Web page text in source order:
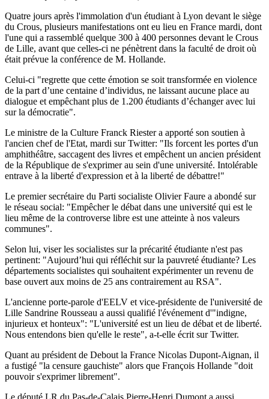
Quatre jours après l'immolation d'un étudiant à Lyon devant le siège
du Crous, plusieurs manifestations ont eu lieu en France mardi, dont
l'une qui a rassemblé quelque 300 à 400 personnes devant le Crous
de Lille, avant que celles-ci ne pénètrent dans la faculté de droit où
était prévue la conférence de M. Hollande.
Celui-ci "regrette que cette émotion se soit transformée en violence
de la part d’une centaine d’individus, ne laissant aucune place au
dialogue et empêchant plus de 1.200 étudiants d’échanger avec lui
sur la démocratie".
Le ministre de la Culture Franck Riester a apporté son soutien à
l'ancien chef de l'Etat, mardi sur Twitter: "Ils forcent les portes d'un
amphithéâtre, saccagent des livres et empêchent un ancien président
de la République de s'exprimer au sein d'une université. Intolérable
entrave à la liberté d'expression et à la liberté de débattre!"
Le premier secrétaire du Parti socialiste Olivier Faure a abondé sur
le réseau social: "Empêcher le débat dans une université qui est le
lieu même de la controverse libre est une atteinte à nos valeurs
communes".
Selon lui, viser les socialistes sur la précarité étudiante n'est pas
pertinent: "Aujourd’hui qui réfléchit sur la pauvreté étudiante? Les
départements socialistes qui souhaitent expérimenter un revenu de
base ouvert aux moins de 25 ans contrairement au RSA".
L'ancienne porte-parole d'EELV et vice-présidente de l'université de
Lille Sandrine Rousseau a aussi qualifié l'événement d'"indigne,
injurieux et honteux": "L'université est un lieu de débat et de liberté.
Nous entendons bien qu'elle le reste", a-t-elle écrit sur Twitter.
Quant au président de Debout la France Nicolas Dupont-Aignan, il
a fustigé "la censure gauchiste" alors que François Hollande "doit
pouvoir s'exprimer librement".
Le député LR du Pas-de-Calais Pierre-Henri Dumont a aussi